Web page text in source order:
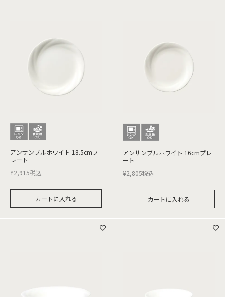
アンサンブルホワイト 18.5cmプ
レート
¥2,915税込
カートに入れる
アンサンブルホワイト 16cmプレ
ート
¥2,805税込
カートに入れる